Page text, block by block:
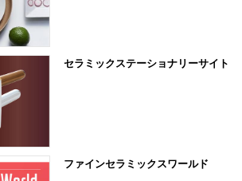
セラミックステーショナリーサイト
ファインセラミックスワールド